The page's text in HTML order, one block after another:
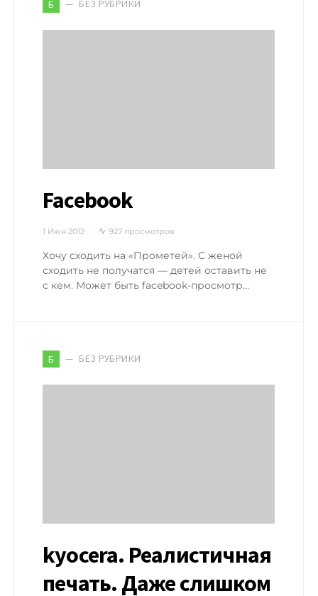
Б БЕЗ РУБРИКИ
Facebook
1 Июн 2012 927 просмотров
Хочу сходить на «Прометей». С женой
сходить не получатся — детей оставить не
с кем. Может быть facebook-просмотр…
Б БЕЗ РУБРИКИ
kyocera. Реалистичная
печать. Даже слишком